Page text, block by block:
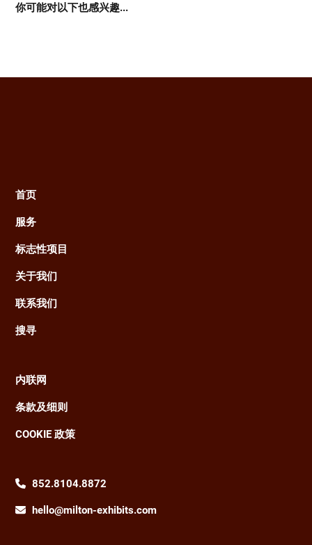
你可能对以下也感兴趣...
Main
navigation
首页
服务
标志性项目
关于我们
联系我们
搜寻
Footer
内联网
条款及细则
COOKIE 政策
852.8104.8872
hello@milton-exhibits.com